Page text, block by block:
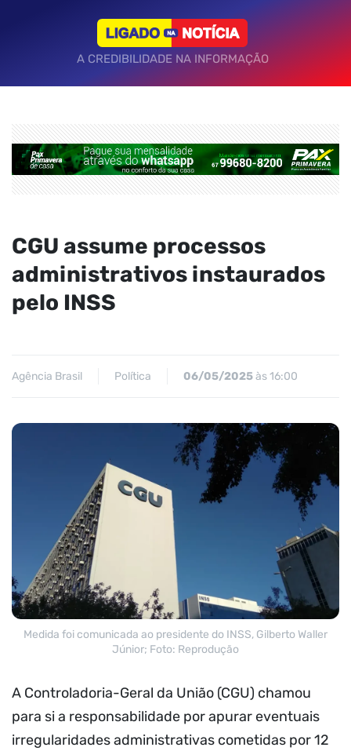
A CREDIBILIDADE NA INFORMAÇÃO
CGU assume processos
administrativos instaurados
pelo INSS
Agência Brasil Política 06/05/2025às 16:00
Medida foi comunicada ao presidente do INSS, Gilberto Waller
Júnior; Foto: Reprodução
A Controladoria-Geral da União (CGU) chamou
para si a responsabilidade por apurar eventuais
irregularidades administrativas cometidas por 12